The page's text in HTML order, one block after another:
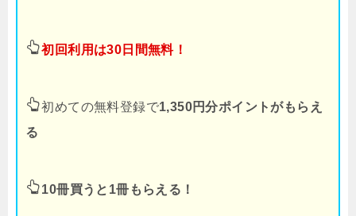
初回利用は30日間無料！
初めての無料登録で1,350円分ポイントがもらえ
る
10冊買うと1冊もらえる！